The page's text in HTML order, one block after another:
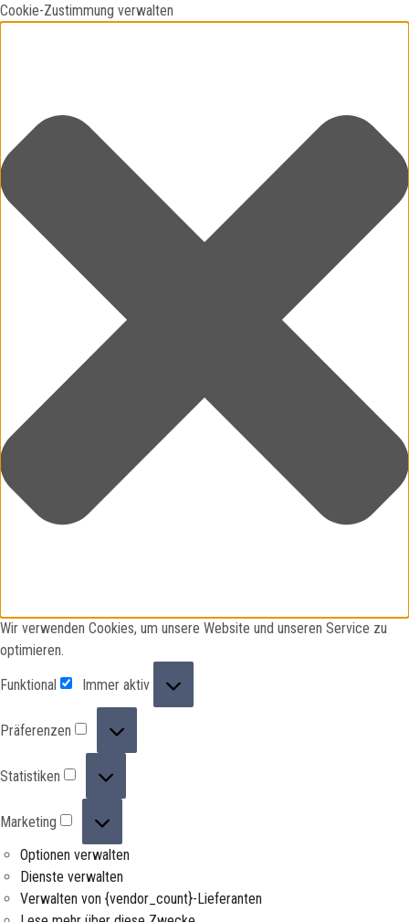
Cookie-Zustimmung verwalten
Wir verwenden Cookies, um unsere Website und unseren Service zu
optimieren.
Funktional
Immer aktiv
Präferenzen
Statistiken
Marketing
Optionen verwalten
Dienste verwalten
Verwalten von {vendor_count}-Lieferanten